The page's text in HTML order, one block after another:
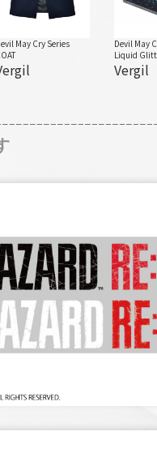
May Cry Series
Devil May
Liquid
Vergil